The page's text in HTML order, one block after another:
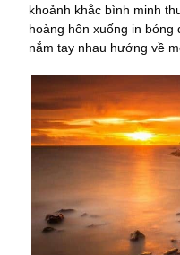
khoảnh khắc bình minh
hoàng hôn xuống in
nắm tay nhau hướng về